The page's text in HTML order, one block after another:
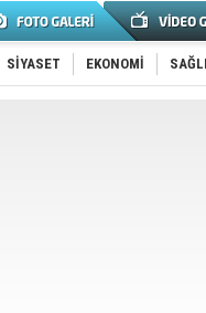
SİYASET EKONOMİ